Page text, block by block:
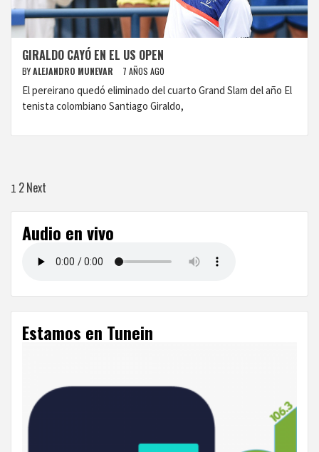
GIRALDO CAYÓ EN EL US OPEN
BYALEJANDRO MUNEVAR 7 AÑOS AGO
El pereirano quedó eliminado del cuarto Grand Slam del año El
tenista colombiano Santiago Giraldo,
Paginación
de
entradas
1 2Next
Audio en vivo
Estamos en Tunein